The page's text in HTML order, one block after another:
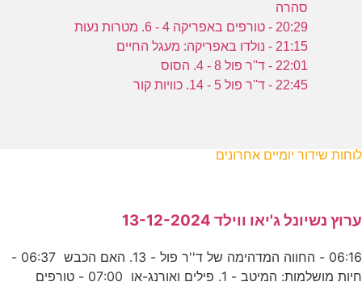
סהרה
20:29 - טורפים באפריקה 4 - 6. מטרות נעות
21:15 - נולדו באפריקה: מעגל החיים
22:01 - ד''ר פול 8 - 4. הסוס
22:45 - ד''ר פול 5 - 14. כוויות קור
לוחות שידור יומיים אחרונים
ערוץ נשיונל ג'יאו ווילד 13-12-2024
06:16 - החווה המדהימה של ד''ר פול - 13. האם הכבש 06:37 -
חיות מושלמות: המיטב - 1. פילים ואורנג-או 07:00 - טורפים